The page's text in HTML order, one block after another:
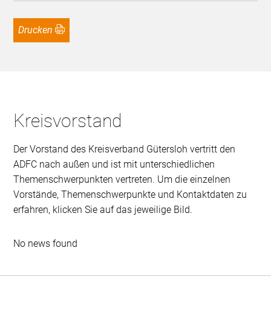
Drucken
Kreisvorstand
Der Vorstand des Kreisverband Gütersloh vertritt den
ADFC nach außen und ist mit unterschiedlichen
Themenschwerpunkten vertreten. Um die einzelnen
Vorstände, Themenschwerpunkte und Kontaktdaten zu
erfahren, klicken Sie auf das jeweilige Bild.
No news found